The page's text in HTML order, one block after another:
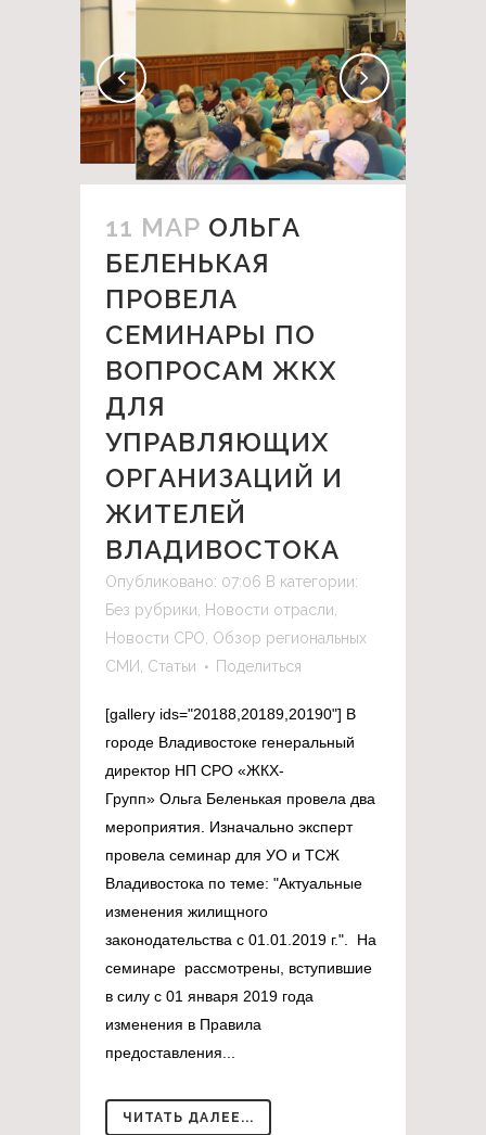
11 МАР ОЛЬГА
БЕЛЕНЬКАЯ
ПРОВЕЛА
СЕМИНАРЫ ПО
ВОПРОСАМ ЖКХ
ДЛЯ
УПРАВЛЯЮЩИХ
ОРГАНИЗАЦИЙ И
ЖИТЕЛЕЙ
ВЛАДИВОСТОКА
Опубликовано: 07:06 В категории:
Без рубрики Новости отрасли
Новости СРО Обзор региональных
СМИ Статьи Поделиться
[gallery ids="20188,20189,20190"] В
городе Владивостоке генеральный
директор НП СРО «ЖКХ-
Групп» Ольга Беленькая провела два
мероприятия. Изначально эксперт
провела семинар для УО и ТСЖ
Владивостока по теме: "Актуальные
изменения жилищного
законодательства с 01.01.2019 г.". На
семинаре рассмотрены, вступившие
в силу с 01 января 2019 года
изменения в Правила
предоставления...
ЧИТАТЬ ДАЛЕЕ...